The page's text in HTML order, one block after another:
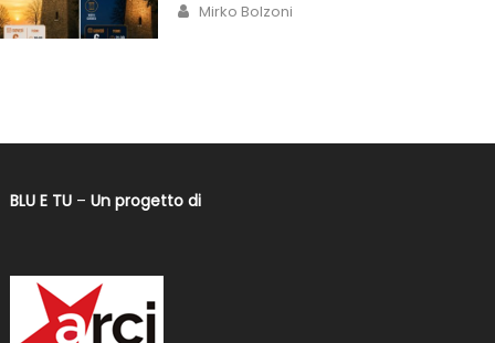
Mirko Bolzoni
BLU E TU– Un progetto di